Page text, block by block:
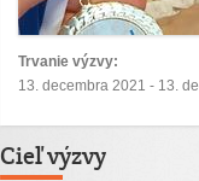
Trvanie výzvy:
13. decembra 2021 - 13.
Cieľ výzvy